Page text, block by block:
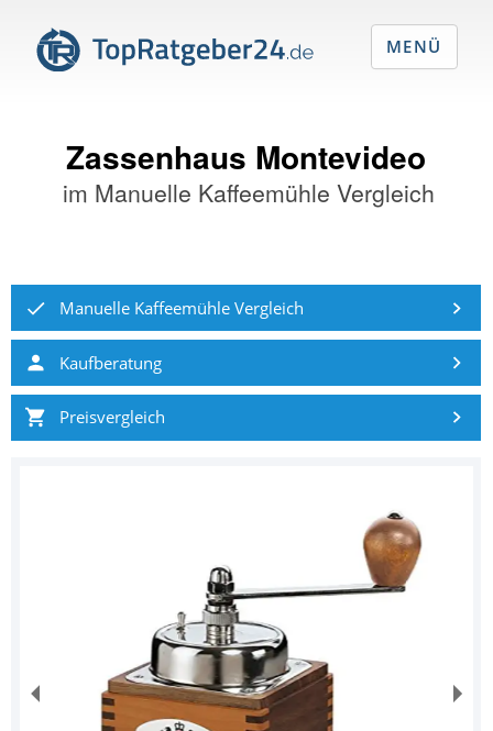
Zassenhaus Montevideo
im Manuelle Kaffeemühle Vergleich
Manuelle Kaffeemühle Vergleich
Kaufberatung
Preisvergleich
MENÜ